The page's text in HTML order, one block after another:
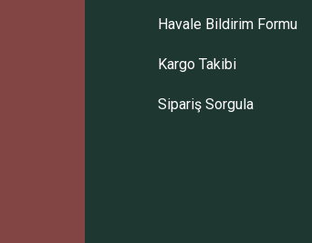
Havale Bildirim Formu
Kargo Takibi
Sipariş Sorgula